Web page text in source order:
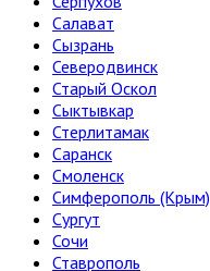
Салават
Сызрань
Северодвинск
Старый Оскол
Сыктывкар
Стерлитамак
Саранск
Смоленск
Симферополь (Крым)
Сургут
Сочи
Ставрополь